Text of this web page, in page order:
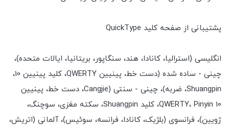
پشتیبانی از صفحه کلید QuickType
انگلیسی (استرالیا، کانادا، هند، سنگاپور، بریتانیا، ایالات متحده)،
چینی - ساده شده (دست خط، پینیین QWERTY، کلید پینیین 10،
Shuangpin، ضربه)، چینی - سنتی (Cangjie، دست خط، پینیین
QWERTY، Pinyin 10، کلید Shuangpin، سکته مغزی، سوچنگ،
ژویین)، فرانسوی (بلژیک، کانادا، فرانسه، سوئیس)، آلمانی (اتریش،